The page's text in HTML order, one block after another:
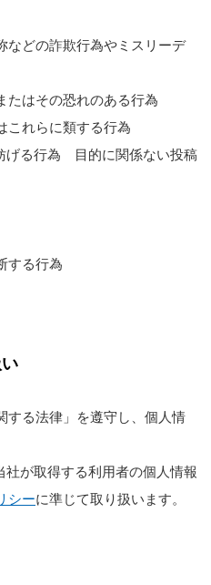
などの詐欺行為やミスリーデ
たはその恐れのある行為
これらに類する行為
げる行為 目的に関係ない投稿
する行為
する法律」を遵守し、個人情
が取得する利用者の個人情報
シーに準じて取り扱います。